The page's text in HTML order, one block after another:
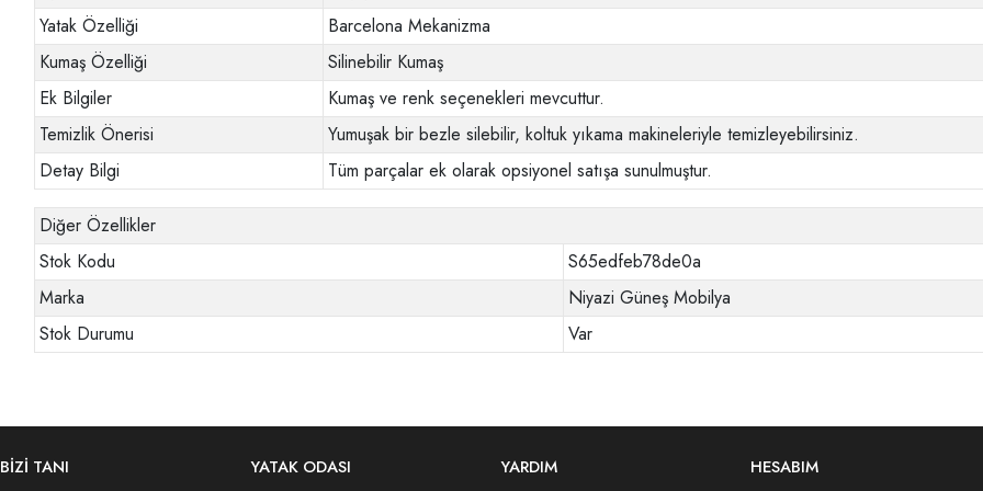
Yatak Özelliği
Barcelona Mekanizma
Kumaş Özelliği
Silinebilir Kumaş
Ek Bilgiler
Kumaş ve renk seçenekleri mevcuttur.
Temizlik Önerisi
Yumuşak bir bezle silebilir, koltuk yıkama makineleriyle temizleyebilirsiniz.
Detay Bilgi
Tüm parçalar ek olarak opsiyonel satışa sunulmuştur.
Diğer Özellikler
Stok Kodu
S65edfeb78de0a
Marka
Niyazi Güneş Mobilya
Stok Durumu
Var
BİZİ TANI
YATAK ODASI
YARDIM
HESABIM